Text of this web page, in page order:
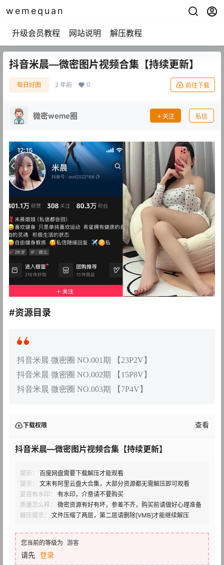
wemequan
升级会员教程 网站说明 解压教程
抖音米晨—微密图片视频合集【持续更新】
每日好图 2 年前 0 前往下载
微密weme圈 关注 私信
#资源目录
抖音米晨 微密圈 NO.001期 【23P2V】
抖音米晨 微密圈 NO.002期 【15P8V】
抖音米晨 微密圈 NO.003期 【7P4V】
下载权限 查看
抖音米晨—微密图片视频合集【持续更新】
提示：
百度网盘需要下载解压才能观看
提示：
文末有阿里云盘大合集，大部分资源都无需解压即可观看
是否有水印：
有水印，介意请不要购买
质量怎么样：
微密资源有好有坏，参差不齐，购买前请做好心理准备
解压提示：
文件压缩了两层，第二层请删除[VMB]才能继续解压
您当前的等级为 游客
请先 登录